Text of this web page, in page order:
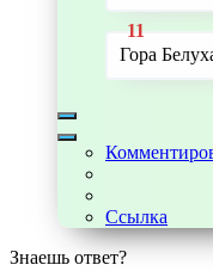
Гора
Ссылка
Знаешь ответ?